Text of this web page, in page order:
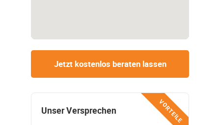
Jetzt kostenlos beraten lassen
VORTEILE
Unser Versprechen